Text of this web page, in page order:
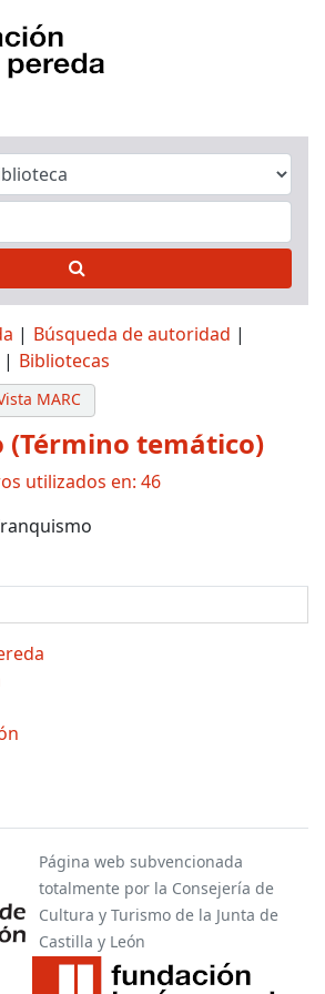
Búsqueda de autoridad
Bibliotecas
MARC
(Término temático)
utilizados en: 46
Página web subvencionada
totalmente por la Consejería de
Cultura y Turismo de la Junta de
Castilla y León